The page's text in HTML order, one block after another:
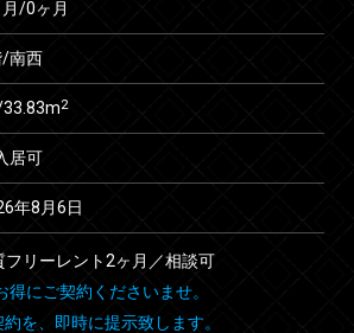
/0ヶ月
南西
33.83m2
居可
年8月6日
リーレント2ヶ月／相談可
得にご契約くださいませ。
を、即時に提示致します。